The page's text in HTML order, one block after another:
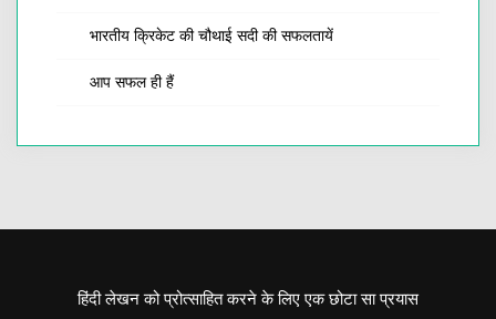
भारतीय क्रिकेट की चौथाई सदी की सफलतायें
आप सफल ही हैं
हिंदी लेखन को प्रोत्साहित करने के लिए एक छोटा सा प्रयास